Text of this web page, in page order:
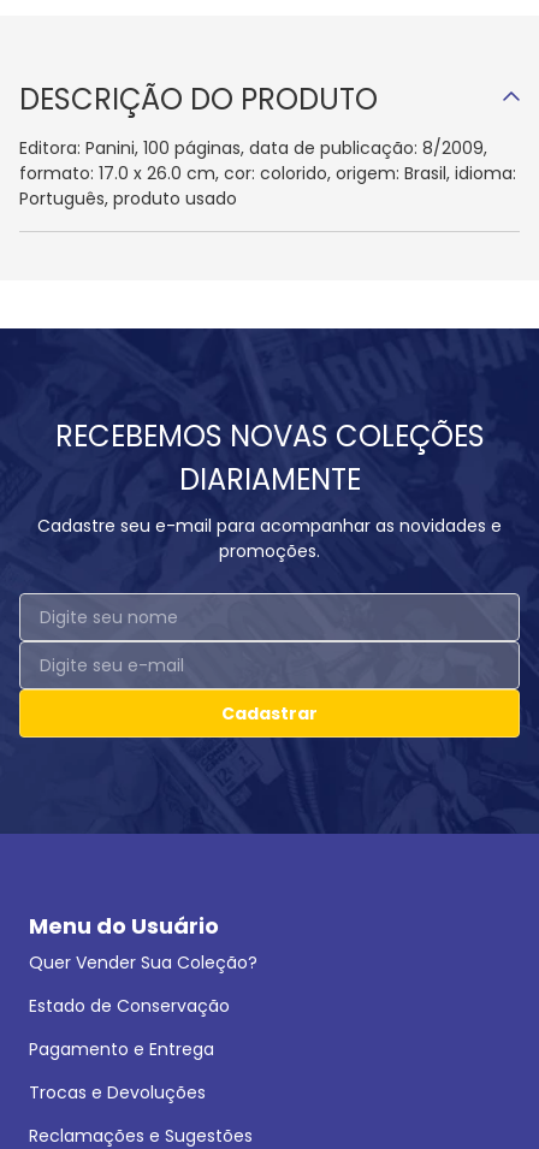
DESCRIÇÃO DO PRODUTO
Editora: Panini, 100 páginas, data de publicação: 8/2009,
formato: 17.0 x 26.0 cm, cor: colorido, origem: Brasil, idioma:
Português, produto usado
RECEBEMOS NOVAS COLEÇÕES
DIARIAMENTE
Cadastre seu e-mail para acompanhar as novidades e
promoções.
Cadastrar
Menu do Usuário
Quer Vender Sua Coleção?
Estado de Conservação
Pagamento e Entrega
Trocas e Devoluções
Reclamações e Sugestões